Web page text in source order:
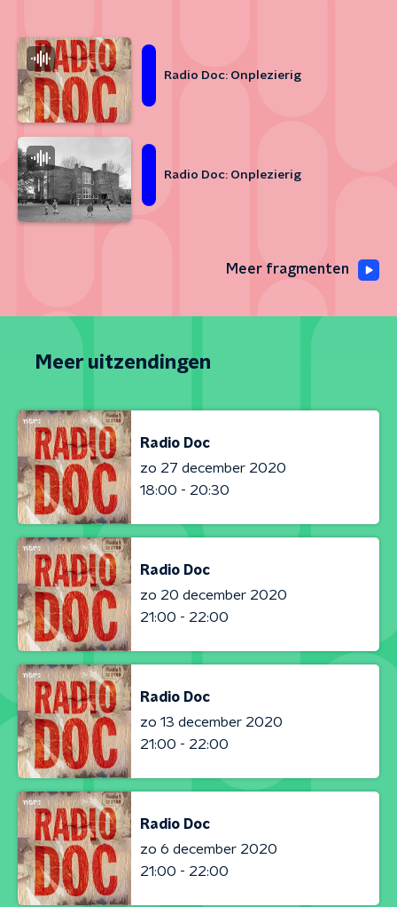
Radio Doc: Onplezierig
Radio Doc: Onplezierig
Meer fragmenten
Meer uitzendingen
Radio Doc
zo 27 december 2020
18:00 - 20:30
Radio Doc
zo 20 december 2020
21:00 - 22:00
Radio Doc
zo 13 december 2020
21:00 - 22:00
Radio Doc
zo 6 december 2020
21:00 - 22:00